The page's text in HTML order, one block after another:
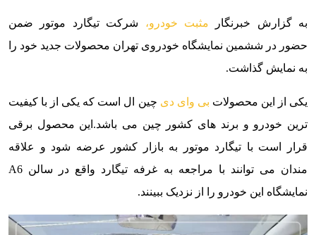
به گزارش خبرنگار مثبت خودرو،
شرکت تیگارد موتور ضمن
حضور در ششمین نمایشگاه خودروی تهران محصولات جدید خود را
به نمایش گذاشت.
یکی از این محصولات بی وای دی چین ال است که یکی از با کیفیت
ترین خودرو و برند های کشور چین می باشد.این محصول برقی
قرار است با تیگارد موتور به بازار کشور عرضه شود و علاقه
مندان می توانند با مراجعه به غرفه تیگارد واقع در سالن A6
نمایشگاه این خودرو را از نزدیک ببینند.